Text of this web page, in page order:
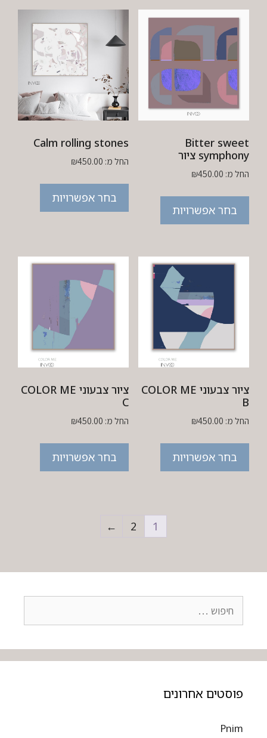
Bitter sweet
symphony ציור
החל מ: ₪450.00
בחר אפשרויות
Calm rolling stones
החל מ: ₪450.00
בחר אפשרויות
ציור צבעוני COLOR ME
B
החל מ: ₪450.00
בחר אפשרויות
ציור צבעוני COLOR ME
C
החל מ: ₪450.00
בחר אפשרויות
1
2
←
פוסטים אחרונים
Pnim